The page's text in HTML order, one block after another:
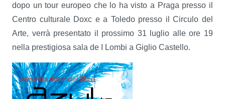
dopo un tour europeo che lo ha visto a Praga presso il
Centro culturale Doxc e a Toledo presso il Circulo del
Arte, verrà presentato il prossimo 31 luglio alle ore 19
nella prestigiosa sala de I Lombi a Giglio Castello.